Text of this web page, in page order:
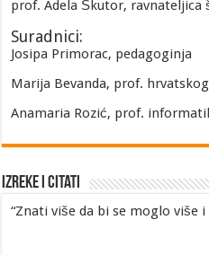
prof. Adela Škutor, ravnateljica
Suradnici:
Josipa Primorac, pedagoginja
Marija Bevanda, prof.
Anamaria Rozić, prof.
Izreke i Citati
“Znati više da bi se moglo više i